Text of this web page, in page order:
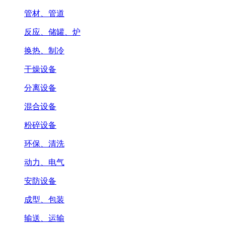
管材、管道
反应、储罐、炉
换热、制冷
干燥设备
分离设备
混合设备
粉碎设备
环保、清洗
动力、电气
安防设备
成型、包装
输送、运输